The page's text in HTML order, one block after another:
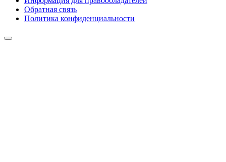
Обратная связь
Политика конфиденциальности